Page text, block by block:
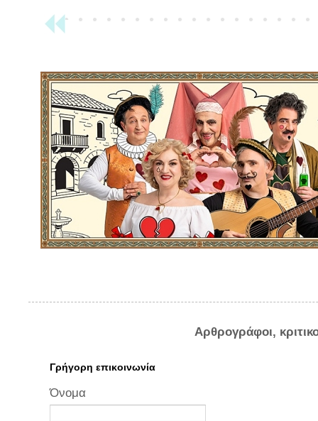
Αρθρογράφοι,
Γρήγορη επικοινωνία
Όνομα